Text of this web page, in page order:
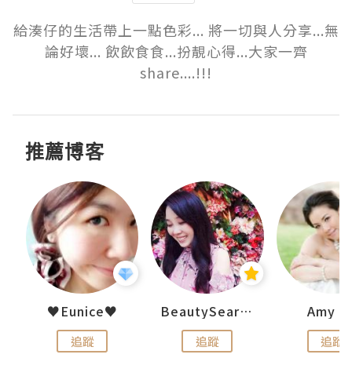
給湊仔的生活帶上一點色彩... 將一切與人分享...無
論好壞... 飲飲食食...扮靚心得...大家一齊
share....!!!
推薦博客
♥Eunice♥
追蹤
BeautySearch
追蹤
Amy
追蹤